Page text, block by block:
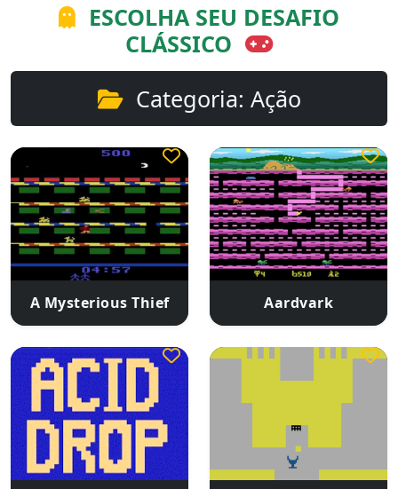
ESCOLHA SEU DESAFIO
CLÁSSICO
Categoria: Ação
A Mysterious Thief Aardvark